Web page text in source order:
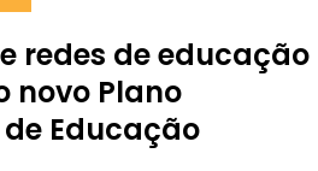
redes de educação
novo Plano
Educação